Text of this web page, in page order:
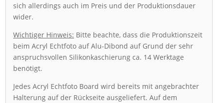
sich allerdings auch im Preis und der Produktionsdauer
wider.
Wichtiger Hinweis: Bitte beachte, dass die Produktionszeit
beim Acryl Echtfoto auf Alu-Dibond auf Grund der sehr
anspruchsvollen Silikonkaschierung ca. 14 Werktage
benötigt.
Jedes Acryl Echtfoto Board wird bereits mit angebrachter
Halterung auf der Rückseite ausgeliefert. Auf dem